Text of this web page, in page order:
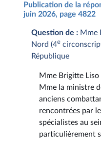
Publication de la
juin 2026, page 4822
Question de : Mme
Nord (4e
République
Mme Brigitte
Mme la ministre
anciens
rencontrées par
spécialistes au
particulièrement